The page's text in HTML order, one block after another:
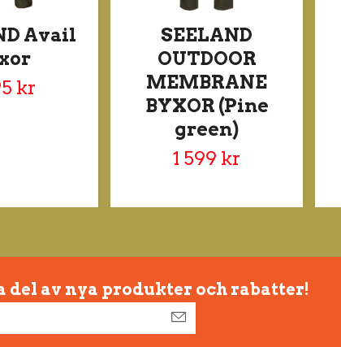
Avail
kr
SEELAND
OUTDOOR
MEMBRANE
BYXOR (Pine
green)
1 599 kr
av nya produkter och rabatter!